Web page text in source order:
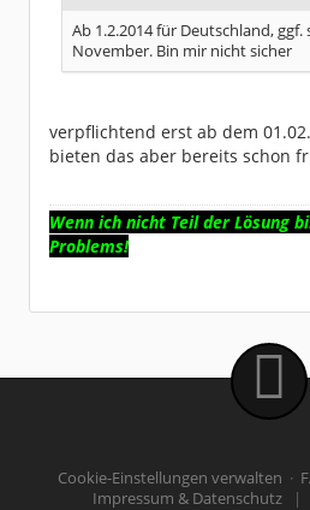
Ab 1.2.2014 für Deutschland, ggf.
November. Bin mir nicht sicher
verpflichtend erst ab dem
bieten das aber bereits schon
Wenn ich nicht Teil der Lösung
Problems!
Cookie-Einstellungen verwalten ·
Impressum & Datenschutz |